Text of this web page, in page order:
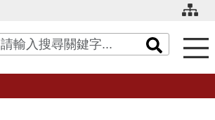
關鍵字搜尋